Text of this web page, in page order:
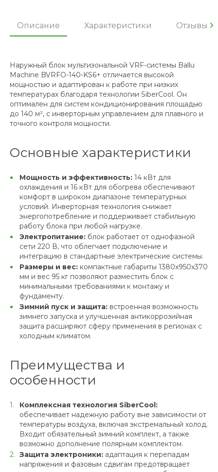
Описание Характеристики Отзывы
Наружный блок мультизональной VRF-системы Ballu
Machine BVRFO-140-KS6+ отличается высокой
мощностью и адаптирован к работе при низких
температурах благодаря технологии SiberCool. Он
оптимален для систем кондиционирования площадью
до 140 м², с инверторным управлением для плавного и
точного контроля мощности.
Основные характеристики
Мощность и эффективность: 14 кВт для
охлаждения и 16 кВт для обогрева обеспечивают
комфорт в широком диапазоне температурных
условий. Инверторная технология снижает
энергопотребление и поддерживает стабильную
работу блока при любой нагрузке.
Электропитание: блок работает от однофазной
сети 220 В, что облегчает подключение и
интеграцию в стандартные электрические системы.
Размеры и вес: компактные габариты 1380x950x370
мм и вес 95 кг позволяют разместить блок с
минимальными требованиями к монтажу и
фундаменту.
Зимний пуск и защита: встроенная возможность
зимнего запуска и улучшенная антикоррозийная
защита расширяют сферу применения в регионах с
холодным климатом.
Преимущества и
особенности
Комплексная технология SiberCool:
обеспечивает надежную работу вне зависимости от
температуры воздуха, включая экстремальный холод.
Входит обязательный зимний комплект, а также
возможно дополнение полярным комплектом.
Защита электроники: адаптация к перепадам
напряжения и фазовым сдвигам предотвращает